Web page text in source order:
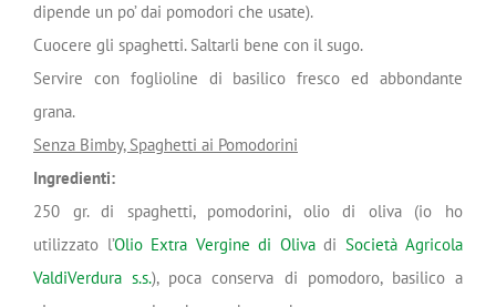
dipende un po’ dai pomodori che usate).
Cuocere gli spaghetti. Saltarli bene con il sugo.
Servire con foglioline di basilico fresco ed abbondante
grana.
Senza Bimby, Spaghetti ai Pomodorini
Ingredienti:
250 gr. di spaghetti, pomodorini, olio di oliva (io ho
utilizzato l’Olio Extra Vergine di Olivadi Società Agricola
ValdiVerdura s.s.), poca conserva di pomodoro, basilico a